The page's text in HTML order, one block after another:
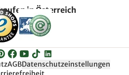
in Österreich
AGBDatenschutzeinstellungen